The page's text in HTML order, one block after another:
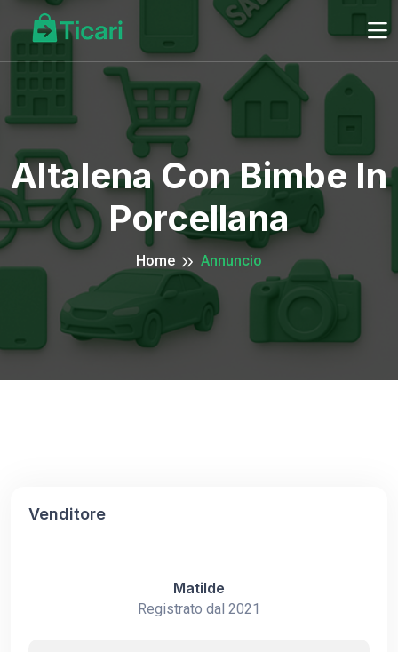
Altalena Con Bimbe In
Porcellana
Home Annuncio
Venditore
Matilde
Registrato dal 2021